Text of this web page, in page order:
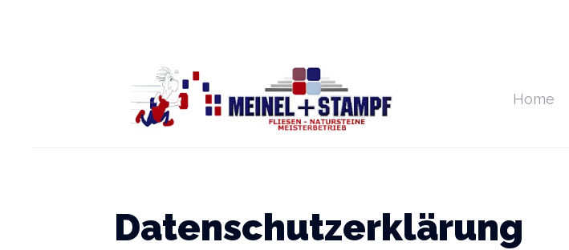
Home
Datenschutzerklärung